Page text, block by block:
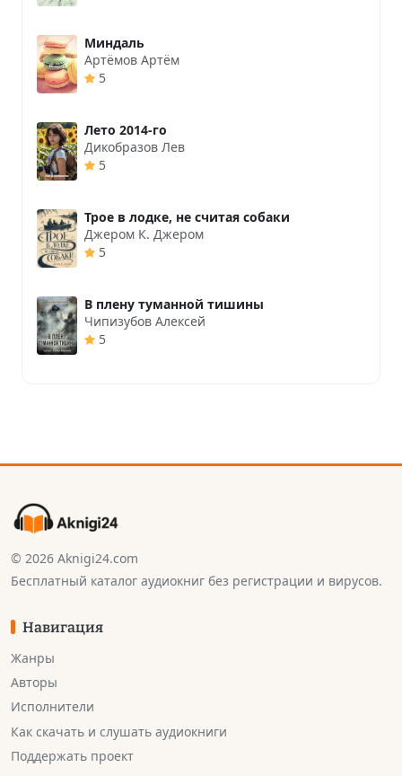
Миндаль
Артёмов Артём
5
Лето 2014-го
Дикобразов Лев
5
Трое в лодке, не считая собаки
Джером К. Джером
5
В плену туманной тишины
Чипизубов Алексей
5
© 2026 Aknigi24.com
Бесплатный каталог аудиокниг без регистрации и вирусов.
Навигация
Жанры
Авторы
Исполнители
Как скачать и слушать аудиокниги
Поддержать проект